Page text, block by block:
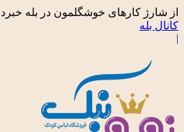
از شارژ کارهای خوشگلمون در بله
کانال بله
|